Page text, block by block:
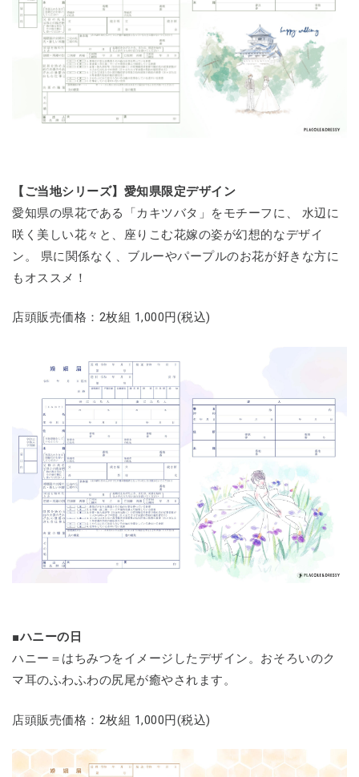
【ご当地シリーズ】愛知県限定デザイン
愛知県の県花である「カキツバタ」をモチーフに、 水辺に
咲く美しい花々と、座りこむ花嫁の姿が幻想的なデザイ
ン。 県に関係なく、ブルーやパープルのお花が好きな方に
もオススメ！
店頭販売価格：2枚組 1,000円(税込)
■ハニーの日
ハニー＝はちみつをイメージしたデザイン。おそろいのク
マ耳のふわふわの尻尾が癒やされます。
店頭販売価格：2枚組 1,000円(税込)